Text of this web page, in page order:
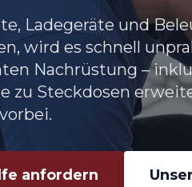
Ladegeräte und
wird es schnell
Nachrüstung –
zu Steckdosen
anfordern